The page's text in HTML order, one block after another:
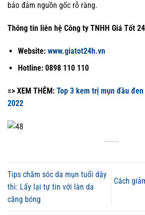
bảo đảm nguồn gốc rõ ràng.
Thông tin liên hệ Công ty TNHH Giá Tốt
Website: www.giatot24h.vn
Hotline: 0898 110 110
=> XEM THÊM: Top 3 kem trị mụn đầu
2022
Tips chăm sóc da mụn tuổi dậy
thì: Lấy lại tự tin với làn da
căng bóng
Cách